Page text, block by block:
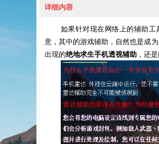
详细内容
如果针对现在网络上的辅助
意，其中的游戏辅助，自然也是成
出现的绝地求生手机透视辅助 ，还